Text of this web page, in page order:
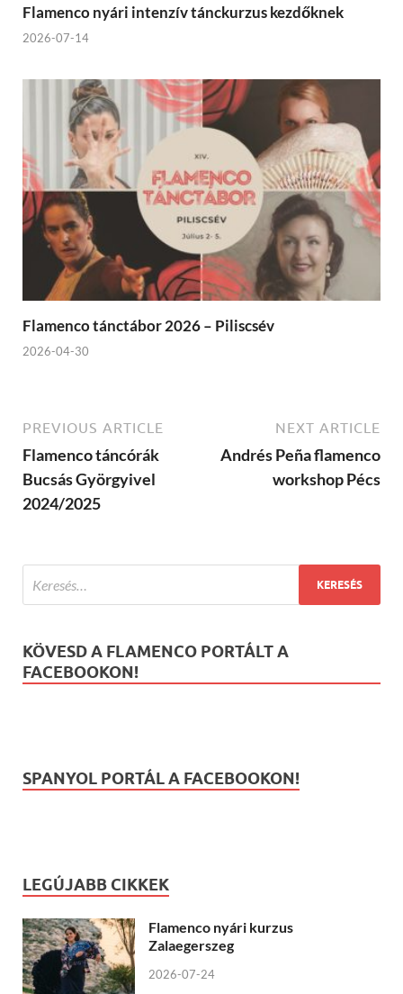
Flamenco nyári intenzív tánckurzus kezdőknek
2026-07-14
Flamenco tánctábor 2026 – Piliscsév
2026-04-30
PREVIOUS ARTICLE
Flamenco táncórák
Bucsás Györgyivel
2024/2025
NEXT ARTICLE
Andrés Peña flamenco
workshop Pécs
KÖVESD A FLAMENCO PORTÁLT A
FACEBOOKON!
SPANYOL PORTÁL A FACEBOOKON!
LEGÚJABB CIKKEK
Flamenco nyári kurzus
Zalaegerszeg
2026-07-24